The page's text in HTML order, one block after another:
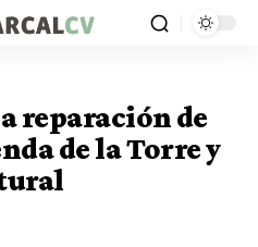
reparación de
de la Torre y